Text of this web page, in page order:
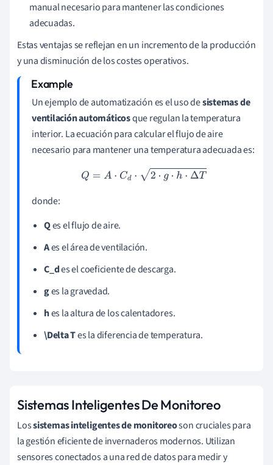
manual necesario para mantener las condiciones
adecuadas.
Estas ventajas se reflejan en un incremento de la producción
y una disminución de los costes operativos.
Un ejemplo de automatización es el uso desistemas de
ventilación automáticosque regulan la temperatura
interior. La ecuación para calcular el flujo de aire
necesario para mantener una temperatura adecuada es:
Q =A⋅Cd ⋅2⋅g h⋅ΔT
donde:
Qes el flujo de aire.
Aes el área de ventilación.
C_des el coeficiente de descarga.
ges la gravedad.
hes la altura de los calentadores.
\Delta Tes la diferencia de temperatura.
Sistemas Inteligentes De Monitoreo
Lossistemas inteligentes de monitoreoson cruciales para
la gestión eficiente de invernaderos modernos. Utilizan
sensores conectados a una red de datos para medir y